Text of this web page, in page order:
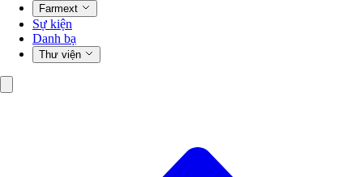
Farmext
Sự kiện
Danh bạ
Thư viện